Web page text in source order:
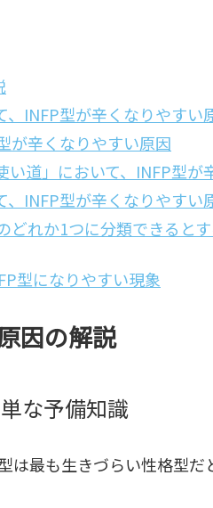
、INFP型が辛くなりやすい
が辛くなりやすい原因
い道」において、INFP型が
、INFP型が辛くなりやすい
れか1つに分類できるとす
型になりやすい現象
因の解説
な予備知識
は最も生きづらい性格型だ